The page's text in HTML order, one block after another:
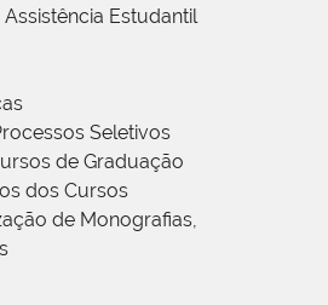
Estudantil
Seletivos
de Graduação
dos Cursos
de Monografias,